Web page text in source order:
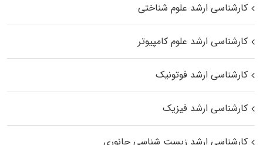
کارشناسی ارشد علوم شناختی
کارشناسی ارشد علوم کامپیوتر
کارشناسی ارشد فوتونیک
کارشناسی ارشد فیزیک
کارشناسی ارشد زیست‌ شناسی جانوری